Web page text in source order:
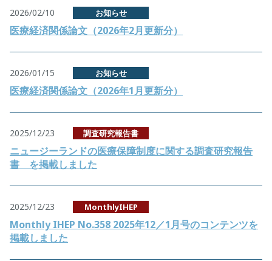
2026/02/10 お知らせ
医療経済関係論文（2026年2月更新分）
2026/01/15 お知らせ
医療経済関係論文（2026年1月更新分）
2025/12/23 調査研究報告書
ニュージーランドの医療保障制度に関する調査研究報告
書 を掲載しました
2025/12/23 MonthlyIHEP
Monthly IHEP No.358 2025年12／1月号のコンテンツを
掲載しました